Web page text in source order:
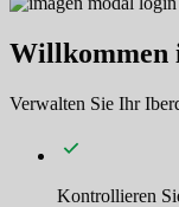
Willkommen
Verwalten Sie Ihr
Kontrollieren